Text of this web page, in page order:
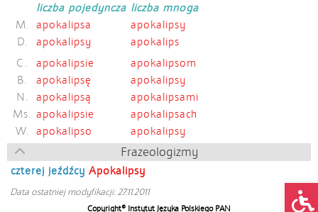
liczba pojedyncza liczba mnoga
M.
apokalipsa
apokalipsy
D.
apokalipsy
apokalips
C.
apokalipsie
apokalipsom
B.
apokalipsę
apokalipsy
N.
apokalipsą
apokalipsami
Ms. apokalipsie
apokalipsach
W.
apokalipso apokalipsy
Frazeologizmy
czterej jeźdźcy Apokalipsy
Data ostatniej modyfikacji: 27.11.2011
Copyright© Instytut Języka Polskiego PAN